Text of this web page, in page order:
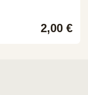
2,00 €